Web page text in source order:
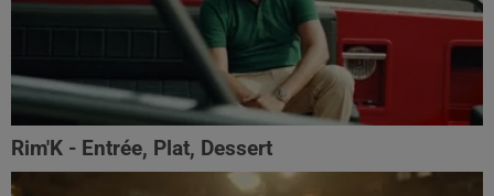
Rim'K - Entrée, Plat, Dessert